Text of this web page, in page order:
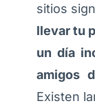
sitios
llevar tu
un día
amigos
Existen